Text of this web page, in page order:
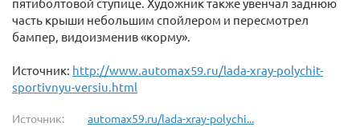
часть крыши небольшим спойлером и пересмотрел
бампер, видоизменив «корму».
Источник: http://www.automax59.ru/lada-xray-polychit-
sportivnyu-versiu.html
Источник: automax59.ru/lada-xray-polychi...